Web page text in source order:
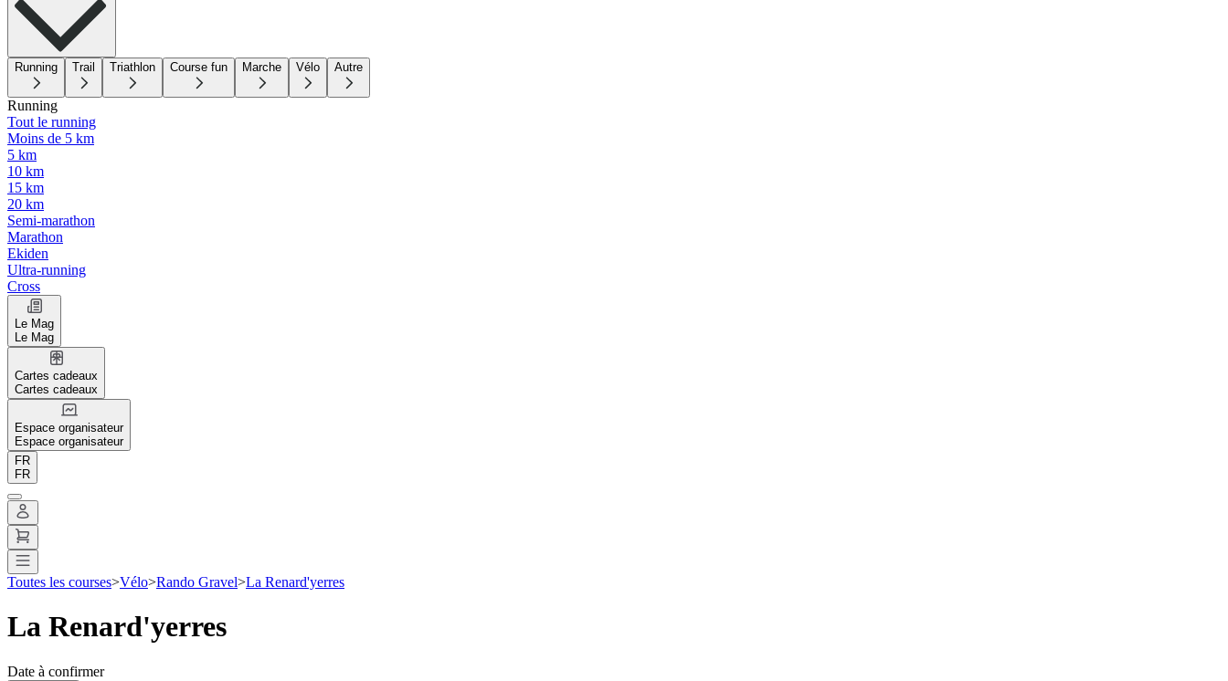
Running Trail Triathlon Course fun Marche Vélo Autre
Running
Tout le running
Moins de 5 km
5 km
10 km
15 km
20 km
Semi-marathon
Marathon
Ekiden
Ultra-running
Cross
Le Mag
Le Mag
Cartes cadeaux
Cartes cadeaux
Espace organisateur
Espace organisateur
FR
FR
Toutes les courses>Vélo>Rando Gravel>La Renard'yerres
La Renard'yerres
Date à confirmer